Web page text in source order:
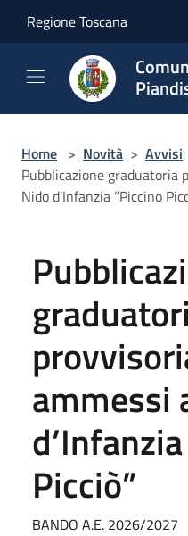
Regione Toscana
Home > Novità > Avvisi
Pubblicazione graduatoria
Nido d’Infanzia “Piccino
ammessi
Picciò”
BANDO A.E. 2026/2027